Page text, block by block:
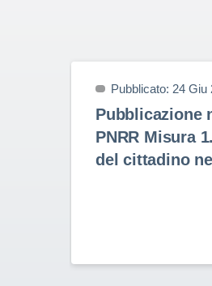
Pubblicato: 24 Giu
Pubblicazione
PNRR Misura
del cittadino